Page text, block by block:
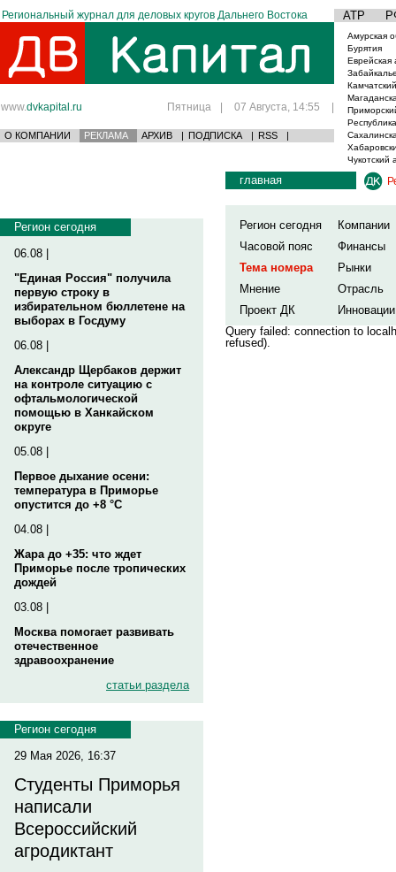
Региональный журнал для деловых кругов Дальнего Востока АТР
www.dvkapital.ru Пятница | 07 Августа, 14:55 |
О КОМПАНИИ РЕКЛАМА АРХИВ | ПОДПИСКА | RSS |
Амурская
Бурятия
Еврейская
Чукотский
Регион сегодня
06.08 |
"Единая Россия" получила
первую строку в
избирательном бюллетене на
выборах в Госдуму
06.08 |
Александр Щербаков держит
на контроле ситуацию с
офтальмологической
помощью в Ханкайском
округе
05.08 |
Первое дыхание осени:
температура в Приморье
опустится до +8 °C
04.08 |
Жара до +35: что ждет
Приморье после тропических
дождей
03.08 |
Москва помогает развивать
отечественное
здравоохранение
статьи раздела
Регион сегодня
29 Мая 2026, 16:37
Студенты Приморья
написали
Всероссийский
агродиктант
главная
Регион сегодня
Компании
Часовой пояс
Финансы
Тема номера
Рынки
Мнение
Отрасль
Проект ДК
Инновации
Query failed: connection to
refused).